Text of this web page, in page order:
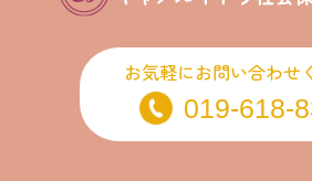
お気軽にお問い合わせ
019-618-